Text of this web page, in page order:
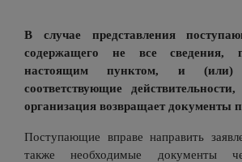
В случае представления
содержащего не все сведения,
настоящим пунктом, и (или)
соответствующие действительности,
организация возвращает документы
Поступающие вправе направить
также необходимые документы